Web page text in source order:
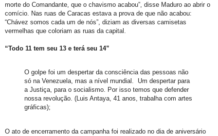
morte do Comandante, que o chavismo acabou”, disse Maduro ao abrir o
comício. Nas ruas de Caracas estava a prova de que não acabou:
“Chávez somos cada um de nós”, diziam as diversas camisetas
vermelhas que coloriam as ruas da capital.
“Todo 11 tem seu 13 e terá seu 14”
O golpe foi um despertar da consciência das pessoas não
só na Venezuela, mas a nível mundial. Um despertar para
a Justiça, para o socialismo. Por isso temos que defender
nossa revolução. (Luis Antaya, 41 anos, trabalha com artes
gráficas);
O ato de encerramento da campanha foi realizado no dia de aniversário